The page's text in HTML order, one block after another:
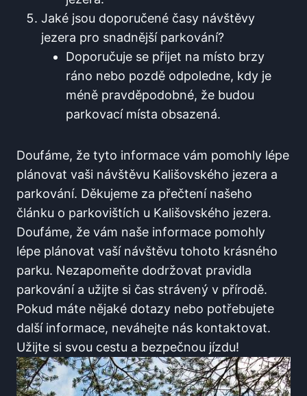
Jaké jsou ⁢doporučené časy návštěvy
jezera pro snadnější parkování?
Doporučuje se přijet na ‍místo brzy
ráno nebo pozdě ⁢odpoledne, kdy je
méně pravděpodobné, že​ budou
parkovací místa ‍obsazená.
Doufáme, že tyto informace ​vám pomohly lépe
plánovat vaši návštěvu Kališovského jezera a
parkování. Děkujeme za přečtení našeho
článku o parkovištích u ​Kališovského jezera.
Doufáme, že vám naše ⁢informace⁢ pomohly
lépe plánovat vaší návštěvu‌ tohoto krásného‍
parku. Nezapomeňte dodržovat pravidla
parkování a užijte si čas strávený ⁢v přírodě.
Pokud máte nějaké dotazy nebo potřebujete
další informace, neváhejte nás ⁢kontaktovat.⁢
Užijte si svou cestu a bezpečnou jízdu!